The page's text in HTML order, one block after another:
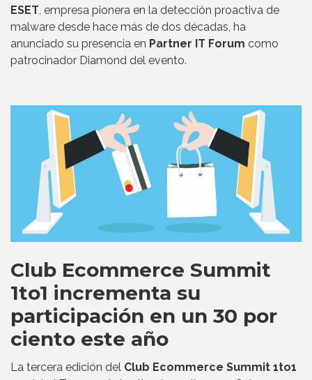
ESET, empresa pionera en la detección proactiva de
malware desde hace más de dos décadas, ha
anunciado su presencia en Partner IT Forum como
patrocinador Diamond del evento.
Club Ecommerce Summit
1to1 incrementa su
participación en un 30 por
ciento este año
La tercera edición del Club Ecommerce Summit 1to1